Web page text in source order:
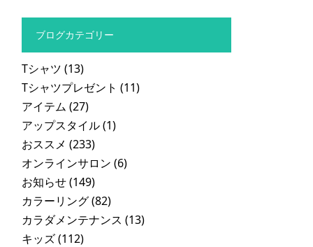
ブログカテゴリー
Tシャツ (13)
Tシャツプレゼント (11)
アイテム (27)
アップスタイル(1)
おススメ (233)
オンラインサロン (6)
お知らせ(149)
カラーリング(82)
カラダメンテナンス (13)
キッズ(112)